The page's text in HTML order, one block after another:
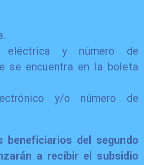
eléctrica y número de
se encuentra en la boleta
y/o número de
beneficiarios del segundo
a recibir el subsidio